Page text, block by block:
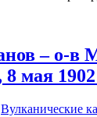
–
мая 1902
Вулканические